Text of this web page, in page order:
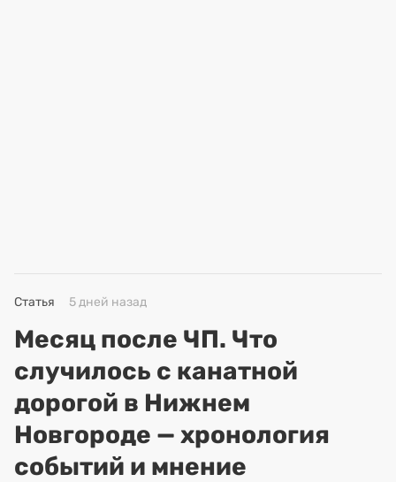
Статья 5 дней назад
Месяц после ЧП. Что
случилось с канатной
дорогой в Нижнем
Новгороде — хронология
событий и мнение